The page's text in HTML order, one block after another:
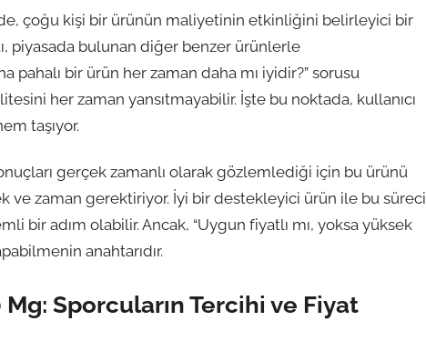
çoğu kişi bir ürünün maliyetinin etkinliğini belirleyici bir
piyasada bulunan diğer benzer ürünlerle
pahalı bir ürün her zaman daha mı iyidir?” sorusu
her zaman yansıtmayabilir. İşte bu noktada, kullanıcı
taşıyor.
gerçek zamanlı olarak gözlemlediği için bu ürünü
ve zaman gerektiriyor. İyi bir destekleyici ürün ile bu süreci
bir adım olabilir. Ancak, “Uygun fiyatlı mı, yoksa yüksek
anahtarıdır.
Sporcuların Tercihi ve Fiyat